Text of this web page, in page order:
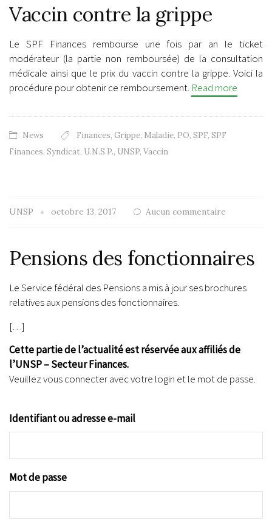
Vaccin contre la grippe
Le SPF Finances rembourse une fois par an le ticket
modérateur (la partie non remboursée) de la consultation
médicale ainsi que le prix du vaccin contre la grippe. Voici la
procédure pour obtenir ce remboursement. Read more
News Finances, Grippe, Maladie, PO, SPF, SPF
Finances, Syndicat, U.N.S.P., UNSP, Vaccin
UNSP octobre 13, 2017 Aucun commentaire
Pensions des fonctionnaires
Le Service fédéral des Pensions a mis à jour ses brochures
relatives aux pensions des fonctionnaires.
[…]
Cette partie de l’actualité est réservée aux affiliés de
l’UNSP – Secteur Finances.
Veuillez vous connecter avec votre login et le mot de passe.
Identifiant ou adresse e-mail
Mot de passe